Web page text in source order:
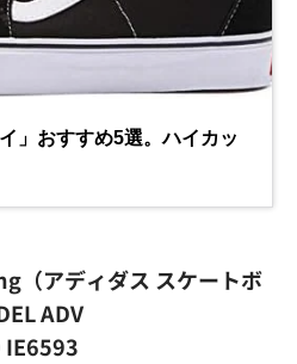
アディダス スケートボ
ADV
IE6593